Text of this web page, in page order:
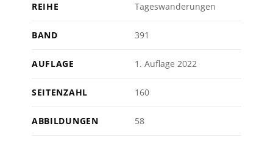
REIHE Tageswanderungen
BAND 391
AUFLAGE 1. Auflage 2022
SEITENZAHL 160
ABBILDUNGEN 58